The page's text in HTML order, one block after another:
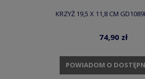
KRZYŻ 19,5 X 11,8 CM
74,90 zł
POWIADOM O